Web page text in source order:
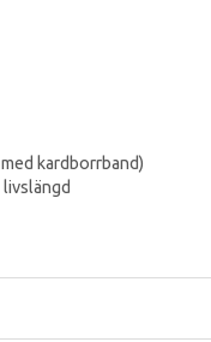
kardborrband)